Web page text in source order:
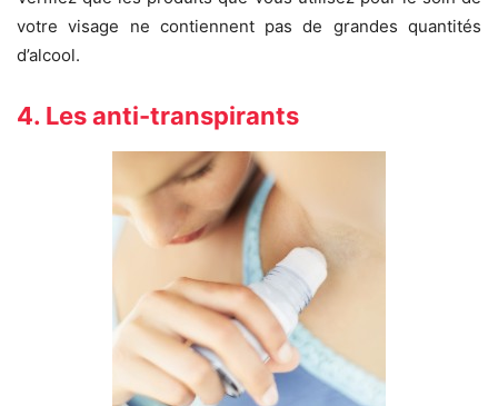
votre visage ne contiennent pas de grandes quantités
d’alcool.
4. Les anti-transpirants